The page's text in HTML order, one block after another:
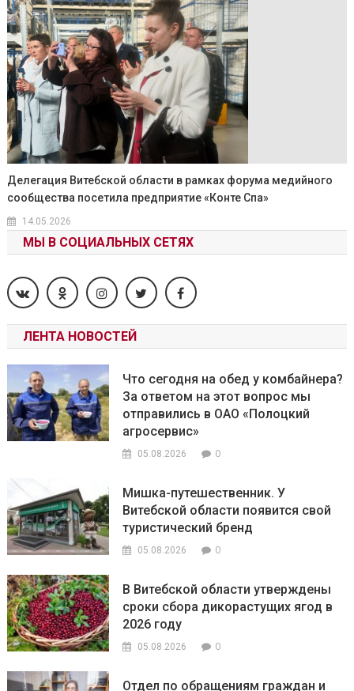
Делегация Витебской области в рамках форума медийного
сообщества посетила предприятие «Конте Спа»
14.05.2026
МЫ В СОЦИАЛЬНЫХ СЕТЯХ
ЛЕНТА НОВОСТЕЙ
Что сегодня на обед у комбайнера?
За ответом на этот вопрос мы
отправились в ОАО «Полоцкий
агросервис»
05.08.2026 0
Мишка-путешественник. У
Витебской области появится свой
туристический бренд
05.08.2026 0
В Витебской области утверждены
сроки сбора дикорастущих ягод в
2026 году
05.08.2026 0
Отдел по обращениям граждан и